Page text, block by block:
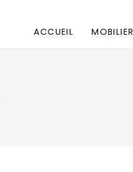
ACCUEIL MOBILIER